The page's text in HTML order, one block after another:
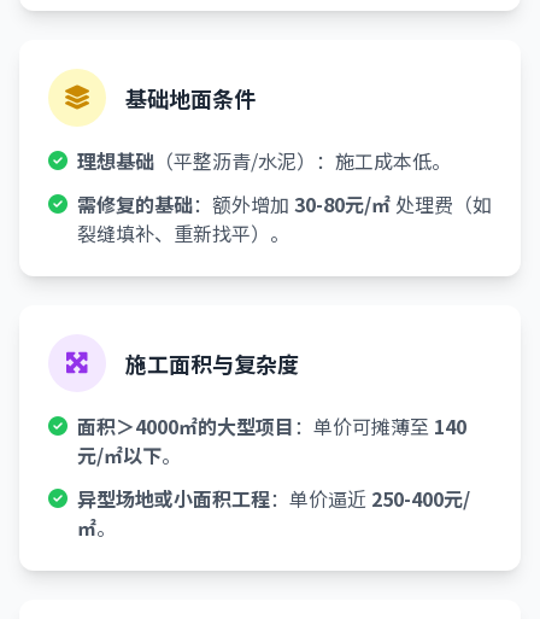
基础地面条件
理想基础 （平整沥青/水泥）：施工成本低。
需修复的基础：额外增加 30-80元/㎡ 处理费（如
裂缝填补、重新找平）。
施工面积与复杂度
面积＞4000㎡的大型项目 ：单价可摊薄至 140
元/㎡以下。
异型场地或小面积工程：单价逼近 250-400元/
㎡。